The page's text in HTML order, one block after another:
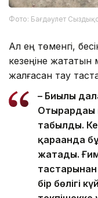
Фото: Бағдәулет
Ал ең төменгі,
кезеңіне жататын
жалғасқан тау
– Биылғы
Отырардағы
табылды.
қарағанда
жатады.
бір бөлігі